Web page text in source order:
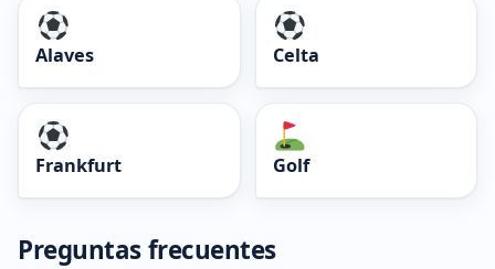
Alaves Celta
Frankfurt Golf
Preguntas frecuentes